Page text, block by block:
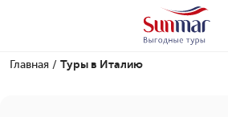
Главная / Туры в Италию